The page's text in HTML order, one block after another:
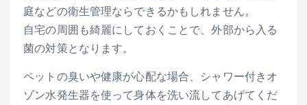
庭などの衛生管理ならできるかもしれません。
自宅の周囲も綺麗にしておくことで、外部から入る
菌の対策となります。
ペットの臭いや健康が心配な場合、シャワー付きオ
ゾン水発生器を使って身体を洗い流してあげてくだ